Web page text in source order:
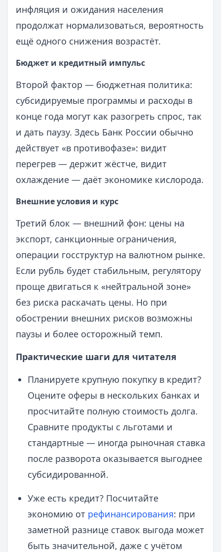
инфляция и ожидания населения
продолжат нормализоваться, вероятность
ещё одного снижения возрастёт.
Бюджет и кредитный импульс
Второй фактор — бюджетная политика:
субсидируемые программы и расходы в
конце года могут как разогреть спрос, так
и дать паузу. Здесь Банк России обычно
действует «в противофазе»: видит
перегрев — держит жёстче, видит
охлаждение — даёт экономике кислорода.
Внешние условия и курс
Третий блок — внешний фон: цены на
экспорт, санкционные ограничения,
операции госструктур на валютном рынке.
Если рубль будет стабильным, регулятору
проще двигаться к «нейтральной зоне»
без риска раскачать цены. Но при
обострении внешних рисков возможны
паузы и более осторожный темп.
Практические шаги для читателя
Планируете крупную покупку в кредит?
Оцените оферы в нескольких банках и
просчитайте полную стоимость долга.
Сравните продукты с льготами и
стандартные — иногда рыночная ставка
после разворота оказывается выгоднее
субсидированной.
Уже есть кредит? Посчитайте
экономию от рефинансирования: при
заметной разнице ставок выгода может
быть значительной, даже с учётом